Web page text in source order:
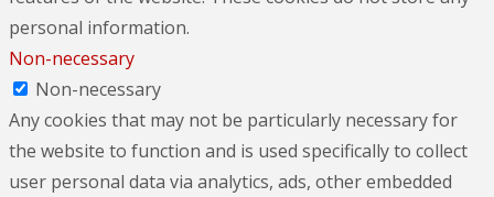
personal information.
Non-necessary
Non-necessary
Any cookies that may not be particularly necessary for
the website to function and is used specifically to collect
user personal data via analytics, ads, other embedded